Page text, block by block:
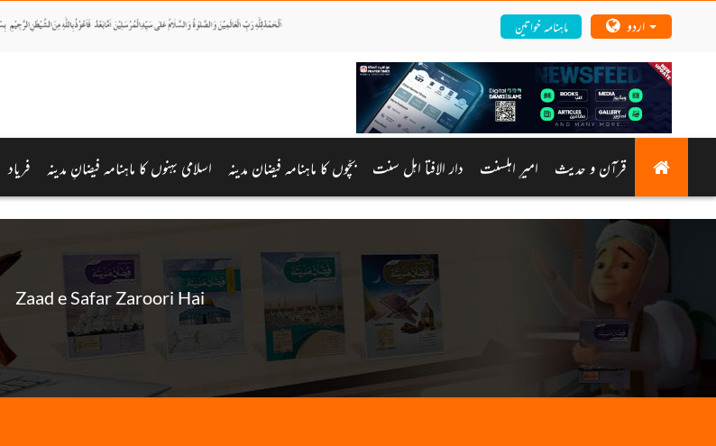
ماہنامہ خواتین
قرآن و حدیث امیرِ اہلسنت دار الافتا اہل سنت بچّوں کا ماہنامہ فیضان مدینہ اسلامی بہنوں کا ماہنامہ فیضانِ مدینہ فریاد
Zaad e Safar Zaroori Hai